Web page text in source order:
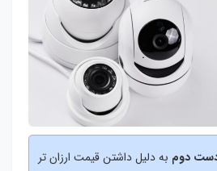
دست دوم به دلیل داشتن قیمت ارزان تر